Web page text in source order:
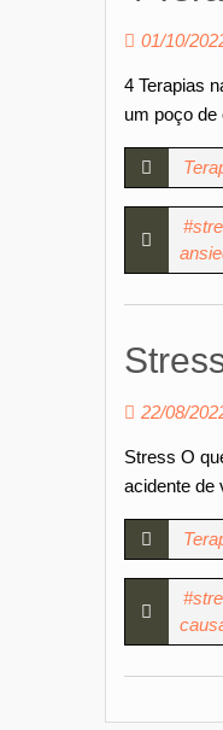
01/10/
4 Terapias
um poço
22/08/
Stress O
acidente de